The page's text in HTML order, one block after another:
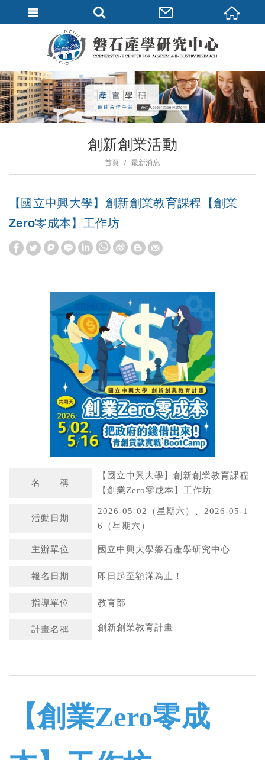
創新創業活動
首頁 最新消息
【國立中興大學】創新創業教育課程【創業
Zero零成本】工作坊
a
t
s
A
p
p
n
a
W
e
i
b
o
名 稱
【國立中興大學】創新創業教育課程
【創業Zero零成本】工作坊
活動日期
2026-05-02（星期六）、2026-05-1
6（星期六）
主辦單位 國立中興大學磐石產學研究中心
報名日期 即日起至額滿為止！
指導單位 教育部
計畫名稱 創新創業教育計畫
【創業Zero零成